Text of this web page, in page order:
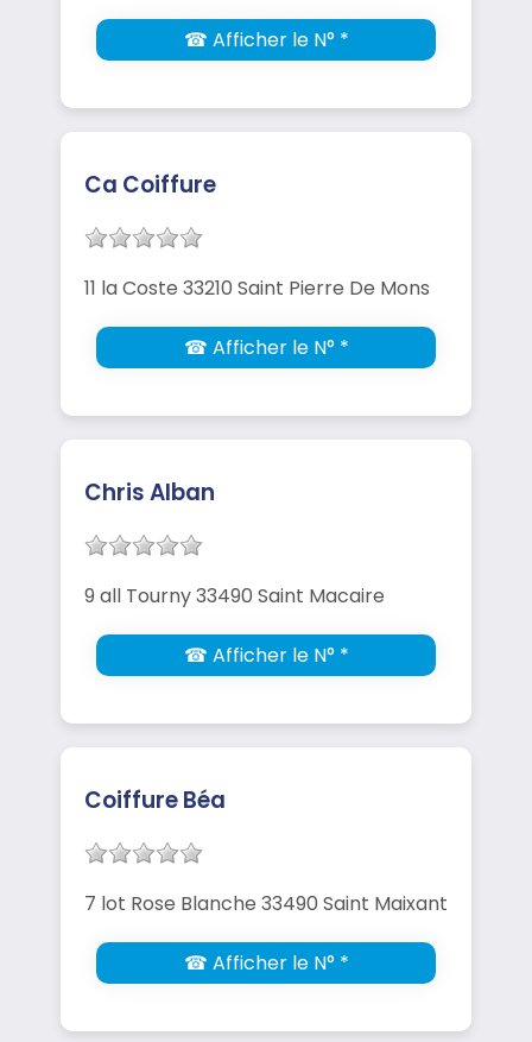
☎ Afficher le N° *
Ca Coiffure
11 la Coste 33210 Saint Pierre De Mons
☎ Afficher le N° *
Chris Alban
9 all Tourny 33490 Saint Macaire
☎ Afficher le N° *
Coiffure Béa
7 lot Rose Blanche 33490 Saint Maixant
☎ Afficher le N° *